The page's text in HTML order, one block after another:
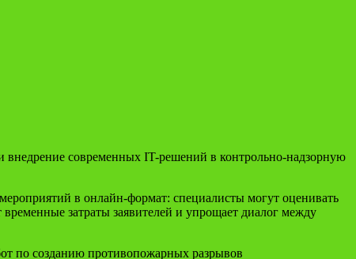
современных IT-решений в контрольно-надзорную
в онлайн-формат: специалисты могут оценивать
затраты заявителей и упрощает диалог между
по созданию противопожарных разрывов